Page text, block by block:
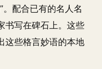
。配合已有的名人名
书写在碑石上。这些
这些格言妙语的本地